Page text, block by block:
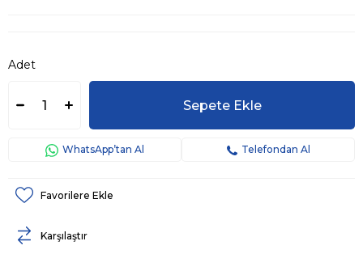
Adet
WhatsApp’tan Al Telefondan Al
Favorilere Ekle
Karşılaştır